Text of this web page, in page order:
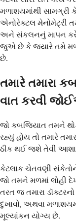
મળાશયમાંથી
એનોરેક્ટલ મેનોમેટ્રી
અને સંકલનનું માપન કરે
જુએ છે કે જ્યારે તમે
છે.
તમારે તમારા
વાત કરવી
જો કબજિયાત તમને
રહ્યું હોય તો તમારે
ઠીક થઈ જશે તેવી
કેટલાક ચેતવણી
જો તમને મળમાં લોહી
તરત જ તમારા
દુખાવો, અથવા
મૂલ્યાંકન યોગ્ય છે.